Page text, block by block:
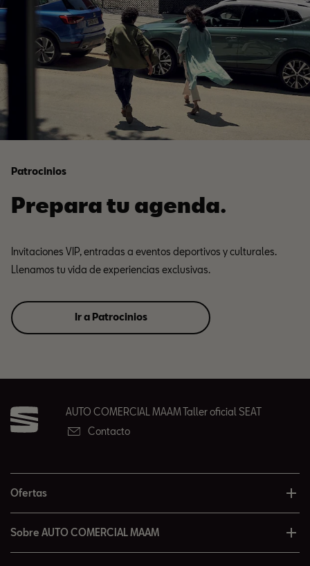
Patrocinios
Prepara tu agenda.
Invitaciones VIP, entradas a eventos deportivos y culturales.
Llenamos tu vida de experiencias exclusivas.
Ir a Patrocinios
AUTO COMERCIAL MAAM Taller oficial SEAT
Contacto
Ofertas
Sobre AUTO COMERCIAL MAAM